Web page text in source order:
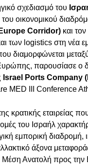
σχεδιασμό του
οικονομικού
Corridor) και
των logistics στη νέα
διαμορφώνεται
παρουσίασε ο
Israel Ports Company
MED III Conference
κρατικής εταιρείας που
του Ισραήλ
εμπορική διαδρομή,
άξονα
Μέση Ανατολή προς